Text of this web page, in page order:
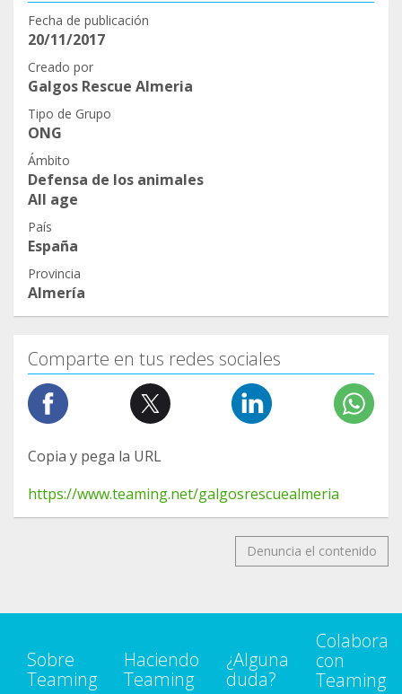
Fecha de publicación
20/11/2017
Creado por
Galgos Rescue Almeria
Tipo de Grupo
ONG
Ámbito
Defensa de los animales
All age
País
España
Provincia
Almería
Comparte en tus redes sociales
Copia y pega la URL
https://www.teaming.net/galgosrescuealmeria
Denuncia el contenido
Sobre
Teaming
Haciendo
Teaming
¿Alguna
duda?
Colabora
con
Teaming